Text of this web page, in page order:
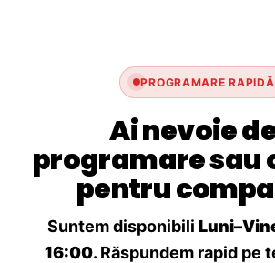
PROGRAMARE RAPIDĂ
Ai nevoie
programare sau
pentru
Suntem disponibili
16:00. Răspundem rapid pe